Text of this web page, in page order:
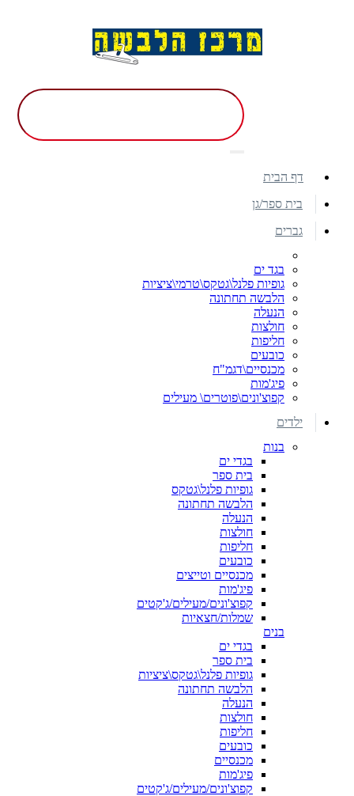
דף הבית
בית ספר/גן
גברים
בגד ים
גופיות פלנל\גטקס\טרמי\ציציות
הלבשה תחתונה
הנעלה
חולצות
חליפות
כובעים
מכנסיים\דגמ"ח
פיג'מות
קפוצ'ונים\פוטרים\ מעילים
ילדים
בנות
בגדי ים
בית ספר
גופיות פלנל\גטקס
הלבשה תחתונה
הנעלה
חולצות
חליפות
כובעים
מכנסיים וטייצים
פיג'מות
קפוצ'ונים/מעילים/ג'קטים
שמלות/חצאיות
בנים
בגדי ים
בית ספר
גופיות פלנל\גטקס\ציציות
הלבשה תחתונה
הנעלה
חולצות
חליפות
כובעים
מכנסיים
פיג'מות
קפוצ'ונים/מעילים/ג'קטים